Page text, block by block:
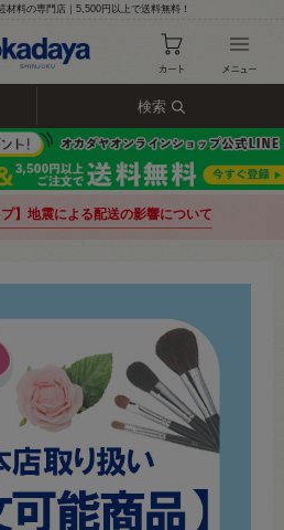
材料の専門店｜5,500円以上で送料無料！
検索
プ】地震による配送の影響について